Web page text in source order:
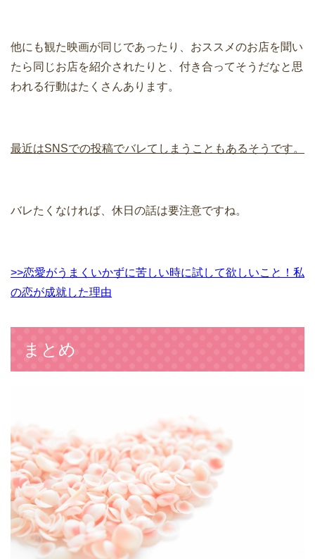
他にも観た映画が同じであったり、おススメのお店を聞い
たら同じお店を紹介されたりと、付き合ってそうだなと思
われる行動はたくさんあります。
最近はSNSでの投稿でバレてしまうこともあるそうです。
バレたくなければ、休日の話は要注意ですね。
>>恋愛がうまくいかずに苦しい時に試して欲しいこと！私
の恋が成就した理由
まとめ